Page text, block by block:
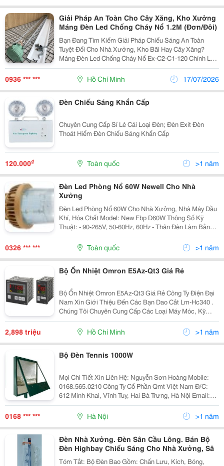
Giải Pháp An Toàn Cho Cây Xăng, Kho Xưởng
Máng Đèn Led Chống Cháy Nổ 1.2M (Đơn/Đôi)
Bạn Đang Tìm Kiếm Giải Pháp Chiếu Sáng An Toàn
Tuyệt Đối Cho Nhà Xưởng, Kho Bãi Hay Cây Xăng?
Máng Đèn Led Chống Cháy Nổ Ex-C2-C1-120 Chính Là
Câu Trả Lời! Ưu Điểm Vượt Trội: &Bull; An Toàn Tuyệt
Đối: Đạt Chuẩn Chống Cháy Nổ Exd Ii Bt4, Thích Hợp...
0936 *** *** Hồ Chí Minh 17/07/2026
Đèn Chiếu Sáng Khẩn Cấp
Chuyên Cung Cấp Sỉ Lẻ Cái Loại Đèn; Đèn Exit Đèn
Thoát Hiểm Đèn Chiếu Sáng Khẩn Cấp
120.000₫ Toàn quốc >1 năm
Đèn Led Phòng Nổ 60W Newell Cho Nhà
Xưởng
Đèn Led Phòng Nổ 60W Cho Nhà Xưởng, Nhà Máy Dầu
Khí, Hóa Chất Model: New Fbp D60W Thông Số Kỹ
Thuật: - 90-265V, 50-60Hz, 60Hz - Thân Đèn Làm Bằng
Hợp Kim Nhôm, Phun Sơn Tĩnh Điện Chịu Được Nhiệt
Độ Cao Và Môi Trường Khắc Nghiệt - Bảo Vệ Đèn Làm
Bằng...
0326 *** *** Toàn quốc >1 năm
Bộ Ổn Nhiệt Omron E5Az-Qt3 Giá Rẻ
Bộ Ổn Nhiệt Omron E5Az-Qt3 Giá Rẻ Công Ty Điện Đại
Nam Xin Giới Thiệu Đến Các Bạn Dao Cắt Lm-Hc340 .
Chúng Tôi Chuyên Cung Cấp Các Loại Máy Móc, Kỹ
Thuật Công Nghiệp Chính Hãng, Giá Cả Ưu Đãi, Đảm
Bảo Uy Tín Chất Lượng Trên Thị Trường Hiện Nay.
2,898 triệu Hồ Chí Minh >1 năm
Bộ Đèn Tennis 1000W
Mọi Chi Tiết Xin Liên Hệ: Nguyễn Sơn Hoàng Mobile:
0168.565.0210 Công Ty Cổ Phần Qmt Việt Nam Đ/C:
612 Minh Khai, Vĩnh Tuy, Hai Bà Trưng, Hà Nội Email:
Nguyensonhoang.qmt@Gmail.com Xin Cảm Ơn ! Trang
0168 *** *** Hà Nội >1 năm
Đèn Nhà Xưởng. Đèn Sân Cầu Lông. Bán Bộ
Đèn Highbay Chiếu Sáng Cho Nhà Xưởng, Sâ
Tóm Tắt: Bộ Đèn Bao Gồm: Chấn Lưu, Kích, Bóng,